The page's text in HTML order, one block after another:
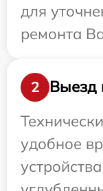
для
ремонта
2
Выезд
удобное